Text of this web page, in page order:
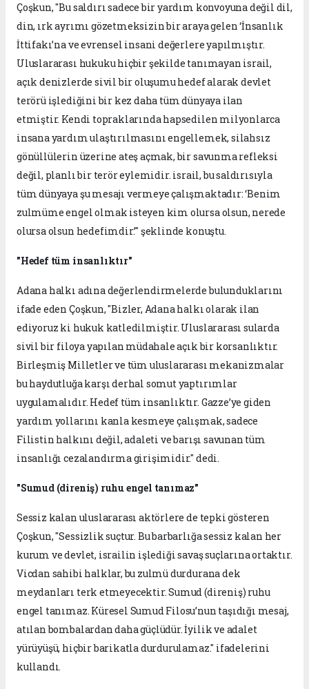
Çoşkun, "Bu saldırı sadece bir yardım konvoyuna değil dil,
din, ırk ayrımı gözetmeksizin bir araya gelen ‘İnsanlık
İttifakı’na ve evrensel insani değerlere yapılmıştır.
Uluslararası hukuku hiçbir şekilde tanımayan israil,
açık denizlerde sivil bir oluşumu hedef alarak devlet
terörü işlediğini bir kez daha tüm dünyaya ilan
etmiştir. Kendi topraklarında hapsedilen milyonlarca
insana yardım ulaştırılmasını engellemek, silahsız
gönüllülerin üzerine ateş açmak, bir savunma refleksi
değil, planlı bir terör eylemidir. israil, bu saldırısıyla
tüm dünyaya şu mesajı vermeye çalışmaktadır: ‘Benim
zulmüme engel olmak isteyen kim olursa olsun, nerede
olursa olsun hedefimdir.’" şeklinde konuştu.
"Hedef tüm insanlıktır"
Adana halkı adına değerlendirmelerde bulunduklarını
ifade eden Çoşkun, "Bizler, Adana halkı olarak ilan
ediyoruz ki hukuk katledilmiştir. Uluslararası sularda
sivil bir filoya yapılan müdahale açık bir korsanlıktır.
Birleşmiş Milletler ve tüm uluslararası mekanizmalar
bu haydutluğa karşı derhal somut yaptırımlar
uygulamalıdır. Hedef tüm insanlıktır. Gazze’ye giden
yardım yollarını kanla kesmeye çalışmak, sadece
Filistin halkını değil, adaleti ve barışı savunan tüm
insanlığı cezalandırma girişimidir." dedi.
"Sumud (direniş) ruhu engel tanımaz"
Sessiz kalan uluslararası aktörlere de tepki gösteren
Çoşkun, "Sessizlik suçtur. Bu barbarlığa sessiz kalan her
kurum ve devlet, israilin işlediği savaş suçlarına ortaktır.
Vicdan sahibi halklar, bu zulmü durdurana dek
meydanları terk etmeyecektir. Sumud (direniş) ruhu
engel tanımaz. Küresel Sumud Filosu’nun taşıdığı mesaj,
atılan bombalardan daha güçlüdür. İyilik ve adalet
yürüyüşü, hiçbir barikatla durdurulamaz." ifadelerini
kullandı.